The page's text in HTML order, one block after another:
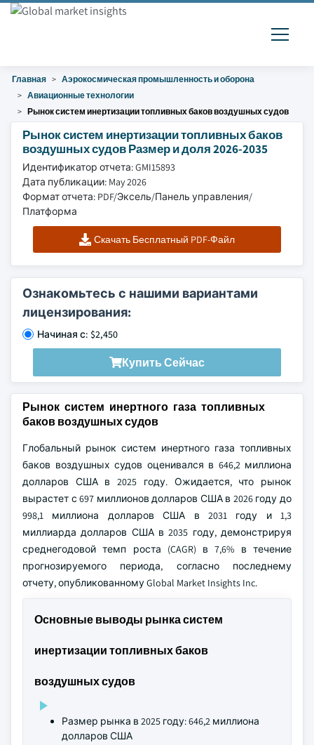
Главная
Аэрокосмическая промышленность и оборона
Авиационные технологии
Рынок систем инертизации топливных баков воздушных судов
Рынок систем инертизации топливных баков
воздушных судов Размер и доля 2026-2035
Идентификатор отчета: GMI15893
Дата публикации: May 2026
Формат отчета: PDF/Эксель/Панель управления/
Платформа
Скачать Бесплатный PDF-Файл
Ознакомьтесь с нашими вариантами
лицензирования:
Начиная с: $2,450
Купить Сейчас
Рынок систем инертного газа топливных
баков воздушных судов
Глобальный рынок систем инертного газа топливных
баков воздушных судов оценивался в 646,2 миллиона
долларов США в 2025 году. Ожидается, что рынок
вырастет с 697 миллионов долларов США в 2026 году до
998,1 миллиона долларов США в 2031 году и 1,3
миллиарда долларов США в 2035 году, демонстрируя
среднегодовой темп роста (CAGR) в 7,6% в течение
прогнозируемого периода, согласно последнему
отчету, опубликованному Global Market Insights Inc.
Основные выводы рынка систем
инертизации топливных баков
воздушных судов
Размер рынка в 2025 году: 646,2 миллиона
долларов США